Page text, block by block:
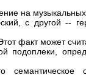
на
с другой --
факт может
подоплеки,
семантическое